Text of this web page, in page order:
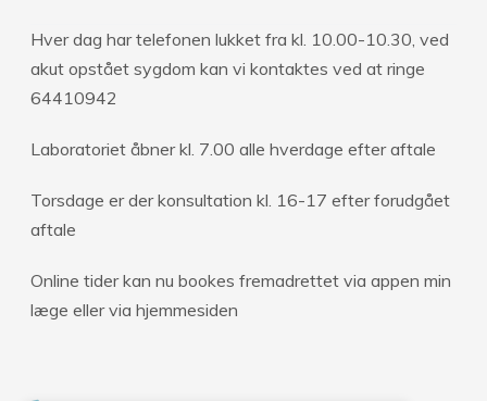
Hver dag har telefonen lukket fra kl. 10.00-10.30, ved
akut opstået sygdom kan vi kontaktes ved at ringe
64410942
Laboratoriet åbner kl. 7.00 alle hverdage efter aftale
Torsdage er der konsultation kl. 16-17 efter forudgået
aftale
Online tider kan nu bookes fremadrettet via appen min
læge eller via hjemmesiden